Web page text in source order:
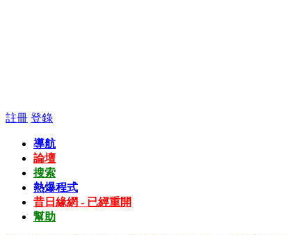
註冊 登錄
導航
論壇
搜索
熱爆程式
昔日緣網 - 已經重開
幫助